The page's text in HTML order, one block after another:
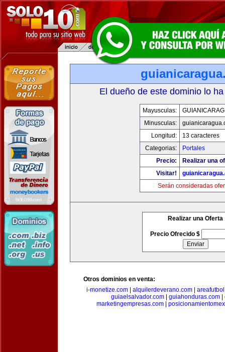
El dueño de este dominio lo
Mayusculas:
Minusculas:
Longitud:
13 caracteres
Categorias:
Portales
Precio:
Realizar una
Visitar!
Serán consideradas
Realizar una Oferta
Precio Ofrecido $
Otros dominios en venta:
i-monetize.com
alquilerdeverano.com
guiaelsalvador.com| guiahonduras.com|
marketingempresas.com